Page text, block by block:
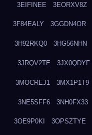
3EIFINEE 3EORXV8Z
3F84EALY 3GGDN4OR
3H92RKQ0 3HG56NHN
3JRQV2TE 3JX0QDYF
3MOCREJ1 3MX1P1T9
3NE5SFF6 3NH0FX33
3OE9P0KI 3OPSZTYE